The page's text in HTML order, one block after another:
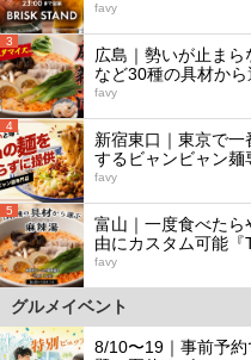
favy
3
広島｜勢いが止ま
など30種の具材から
favy
4
新宿東口｜東京で
するビャンビャン麺
favy
5
富山｜一度食べたら
由にカスタム可能『
favy
グルメイベント
8/10〜19｜事前予